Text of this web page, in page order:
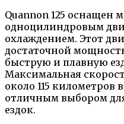
Quannon 125
одноцилиндровым
охлаждением. Этот
достаточной
быструю и плавную
Максимальная
около 115 километров
отличным выбором
ездок.